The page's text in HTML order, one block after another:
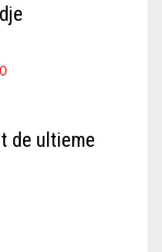
de ultieme